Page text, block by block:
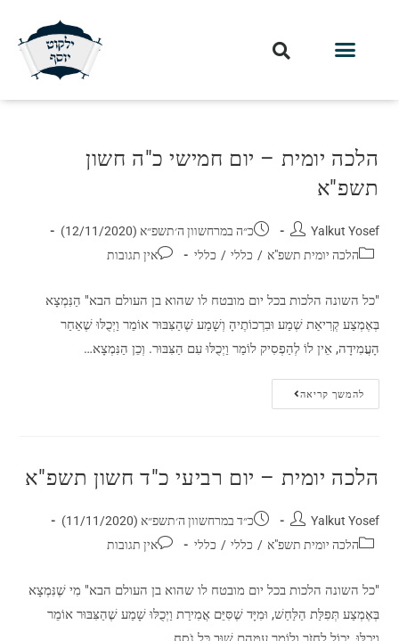
הלכה יומית – יום חמישי כ"ה חשון
תשפ"א
Yalkut Yosef
כ״ה במרחשוון ה׳תשפ״א (12/11/2020)
הלכה יומית תשפ"א / כללי / כללי אין תגובות
"כל השונה הלכות בכל יום מובטח לו שהוא בן העולם הבא" הַנִּמְצָא
בְּאֶמְצַע קְרִיאַת שְׁמַע וּבִרְכוֹתֶיהָ וְשָׁמַע שֶׁהַצִּבּוּר אוֹמֵר וַיְכֻלּוּ שֶׁאַחַר
הָעֲמִידָה, אֵין לוֹ לְהַפְסִיק לוֹמַר וַיְכֻלּוּ עִם הַצִּבּוּר. וְכֵן הַנִּמְצָא…
להמשך קריאה
הלכה יומית – יום רביעי כ"ד חשון תשפ"א
Yalkut Yosef
כ״ד במרחשוון ה׳תשפ״א (11/11/2020)
הלכה יומית תשפ"א / כללי / כללי אין תגובות
"כל השונה הלכות בכל יום מובטח לו שהוא בן העולם הבא" מִי שֶׁנִּמְצָא
בְּאֶמְצַע תְּפִלַּת הַלַּחַשׁ, וּמִיָּד שֶׁסִּיֵּם אֲמִירַת וַיְכֻלּוּ שָׁמַע שֶׁהַצִּבּוּר אוֹמֵר